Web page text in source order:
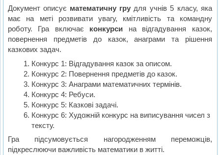
Документ описує математичну гру для учнів 5 класу, яка
має на меті розвивати увагу, кмітливість та командну
роботу. Гра включає конкурси на відгадування казок,
повернення предметів до казок, анаграми та рішення
казкових задач.
Конкурс 1: Відгадування казок за описом.
Конкурс 2: Повернення предметів до казок.
Конкурс 3: Анаграми математичних термінів.
Конкурс 4: Ребуси.
Конкурс 5: Казкові задачі.
Конкурс 6: Художній конкурс на виписування чисел з
тексту.
Гра підсумовується нагородженням переможців,
підкреслюючи важливість математики в житті.